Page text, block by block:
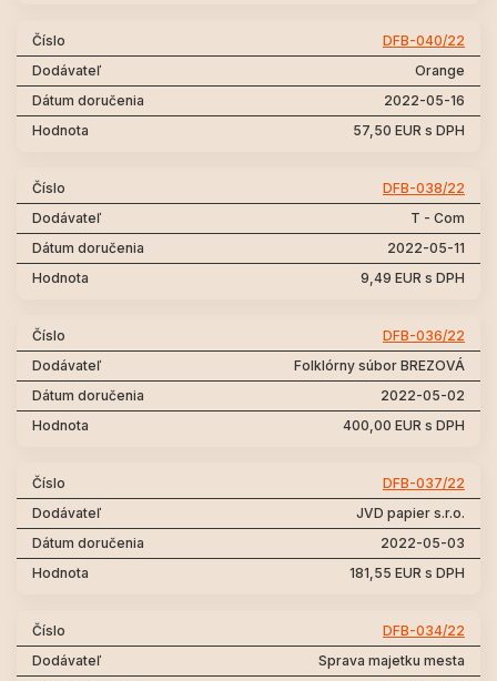
DFB-040/22
Orange
2022-05-16
57,50 EUR s DPH
DFB-038/22
T - Com
2022-05-11
9,49 EUR s DPH
DFB-036/22
Folklórny súbor BREZOVÁ
2022-05-02
400,00 EUR s DPH
DFB-037/22
JVD papier s.r.o.
2022-05-03
181,55 EUR s DPH
DFB-034/22
Sprava majetku mesta